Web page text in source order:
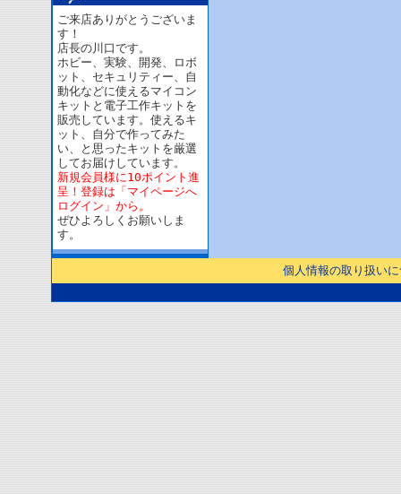
ご来店ありがとうございま
す！
店長の川口です。
ホビー、実験、開発、ロボ
ット、セキュリティー、自
動化などに使えるマイコン
キットと電子工作キットを
販売しています。使えるキ
ット、自分で作ってみた
い、と思ったキットを厳選
してお届けしています。
新規会員様に10ポイント進
呈！登録は「マイページへ
ログイン」から。
ぜひよろしくお願いしま
す。
個人情報の取り扱い